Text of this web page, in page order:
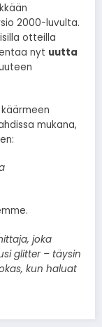
2000-luvulta.
otteilla
nyt uutta
mukana,
joka
glitter – täysin
kun haluat